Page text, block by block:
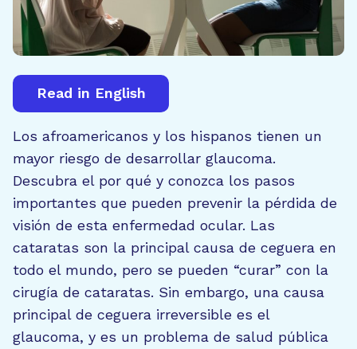
Read in English
Los afroamericanos y los hispanos tienen un
mayor riesgo de desarrollar glaucoma.
Descubra el por qué y conozca los pasos
importantes que pueden prevenir la pérdida de
visión de esta enfermedad ocular. Las
cataratas son la principal causa de ceguera en
todo el mundo, pero se pueden “curar” con la
cirugía de cataratas. Sin embargo, una causa
principal de ceguera irreversible es el
glaucoma, y es un problema de salud pública